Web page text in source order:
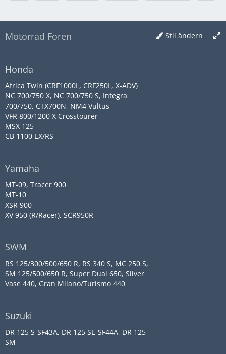
Stil ändern
Motorrad Foren
Honda
Africa Twin (CRF1000L, CRF250L, X-ADV)
NC 700/750 X, NC 700/750 S, Integra
700/750, CTX700N, NM4 Vultus
VFR 800/1200 X Crosstourer
MSX 125
CB 1100 EX/RS
Yamaha
MT-09, Tracer 900
MT-10
XSR 900
XV 950 (R/Racer), SCR950R
SWM
RS 125/300/500/650 R, RS 340 S, MC 250 S,
SM 125/500/650 R, Super Dual 650, Silver
Vase 440, Gran Milano/Turismo 440
Suzuki
DR 125 S-SF43A, DR 125 SE-SF44A, DR 125
SM